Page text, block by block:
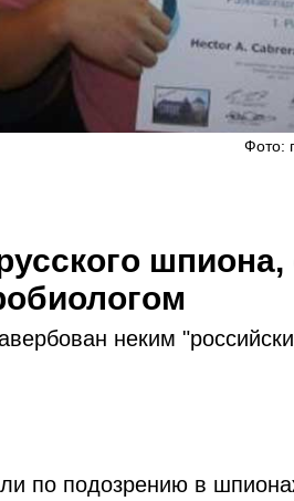
Фото:
шпиона,
неким
по подозрению в